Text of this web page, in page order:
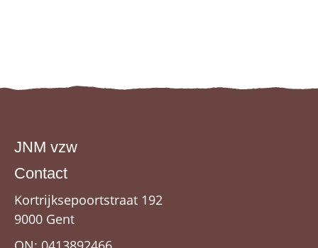
JNM vzw
Contact
Kortrijksepoortstraat 192
9000 Gent